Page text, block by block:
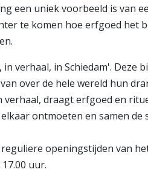
een uniek voorbeeld is van
te komen hoe erfgoed het
verhaal, in Schiedam'. Deze
over de hele wereld hun
draagt erfgoed en
ontmoeten en samen de
openingstijden van
uur.